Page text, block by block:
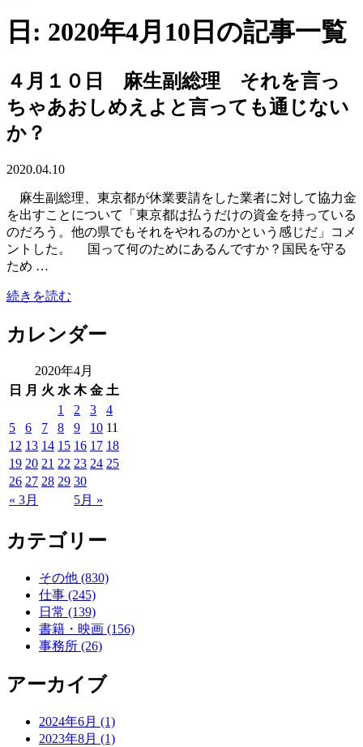
日: 2020年4月10日の記事一覧
４月１０日 麻生副総理 それを言っ
ちゃあおしめえよと言っても通じない
か？
2020.04.10
麻生副総理、東京都が休業要請をした業者に対して協力金
を出すことについて「東京都は払うだけの資金を持っている
のだろう。他の県でもそれをやれるのかという感じだ」コメ
ントした。 国って何のためにあるんですか？国民を守る
ため …
続きを読む
カレンダー
2020年4月
日 月 火 水 木 金 土
« 3月 5月 »
1 2 3
4
5
6 7 8 9 10 11
12 13 14 15 16 17 18
19 20 21 22 23 24 25
26 27 28 29 30
カテゴリー
その他 (830)
仕事 (245)
日常 (139)
書籍・映画 (156)
事務所 (26)
アーカイブ
2024年6月 (1)
2023年8月 (1)